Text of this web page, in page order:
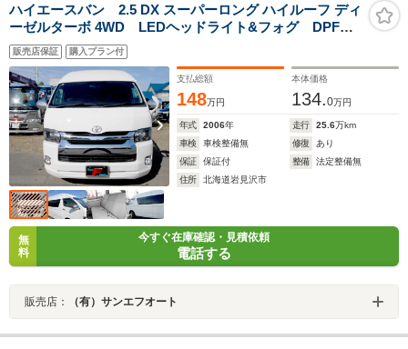
ハイエースバン 2.5 DX スーパーロング ハイルーフ ディ
ーゼルターボ 4WD LEDヘッドライト&フォグ DPF無
し ETC セカンドスーパーGLシート 100V電源 タイ
ミングベルト交換済 リアヒーター&クーラー 寒冷地仕
様 エンジンスターター
販売店保証 購入プラン付
支払総額
148万円
本体価格
134.0万円
年式 2006年 走行 25.6万km
車検
車検整備無 修復
あり
保証
保証付 整備
法定整備無
住所
北海道岩見沢市
無
料
今すぐ在庫確認・見積依頼
電話する
販売店： （有）サンエフオート